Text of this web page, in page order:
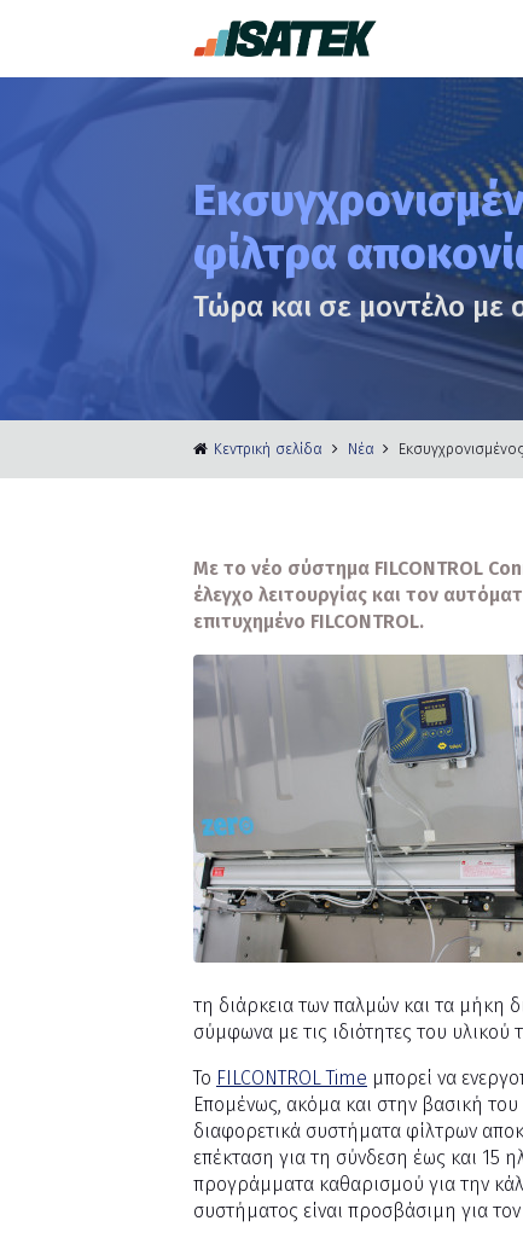
φίλτρα
Τώρα και σε μοντέλο με
Κεντρική σελίδα Νέα
Με το νέο σύστημα FILCONTROL
έλεγχο λειτουργίας και τον
επιτυχημένο FILCONTROL.
τη διάρκεια των παλμών και τα μήκη
σύμφωνα με τις ιδιότητες του
Το FILCONTROL Time μπορεί να
Επομένως, ακόμα και στην βασική
διαφορετικά συστήματα φίλτρων
επέκταση για τη σύνδεση έως και 15
προγράμματα καθαρισμού για την
συστήματος είναι προσβάσιμη για